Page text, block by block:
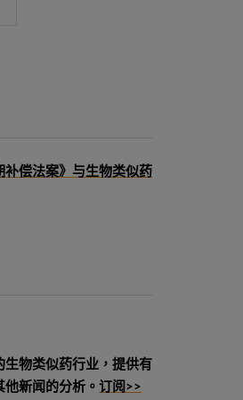
补偿法案》与生物类似药
物类似药行业，提供有
新闻的分析。 订阅>>